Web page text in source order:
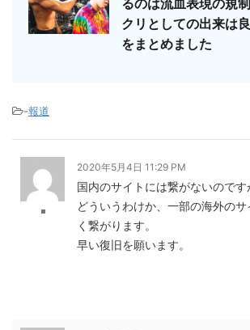
クリとしての出来は
をまとめました
-報道
◾️
2020年5月4日 11:29 PM
国内のサイトには繋がないのです
どういうわけか、一部の海外の
く繋がります。
早い復旧を願います。